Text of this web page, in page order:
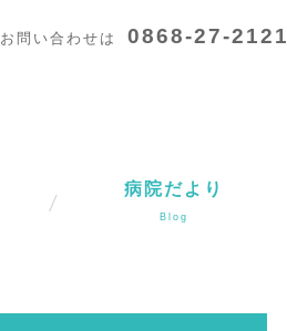
お問い合わせは 0868-27-2121
病院だより
Blog